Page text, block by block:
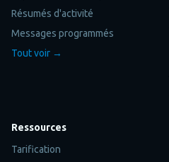
Résumés d'activité
Messages programmés
Tout voir →
Ressources
Tarification